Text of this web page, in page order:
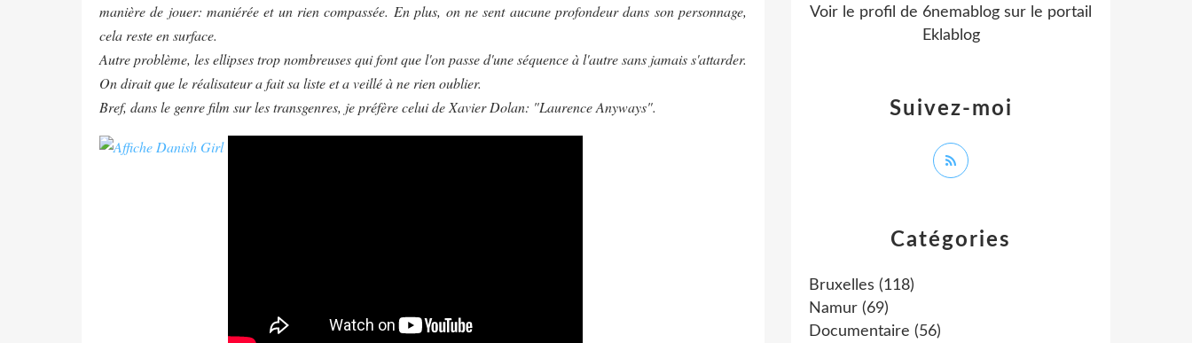
manière de jouer: maniérée et un rien compassée. En plus, on ne sent aucune profondeur dans son personnage,
cela reste en surface.
Autre problème, les ellipses trop nombreuses qui font que l'on passe d'une séquence à l'autre sans jamais s'attarder.
On dirait que le réalisateur a fait sa liste et a veillé à ne rien oublier.
Bref, dans le genre film sur les transgenres, je préfère celui de Xavier Dolan: "Laurence Anyways".
Catégories
Bruxelles (118)
Namur (69)
Documentaire (56)
Suivez-moi
Voir le profil de 6nemablog sur le portail
Eklablog